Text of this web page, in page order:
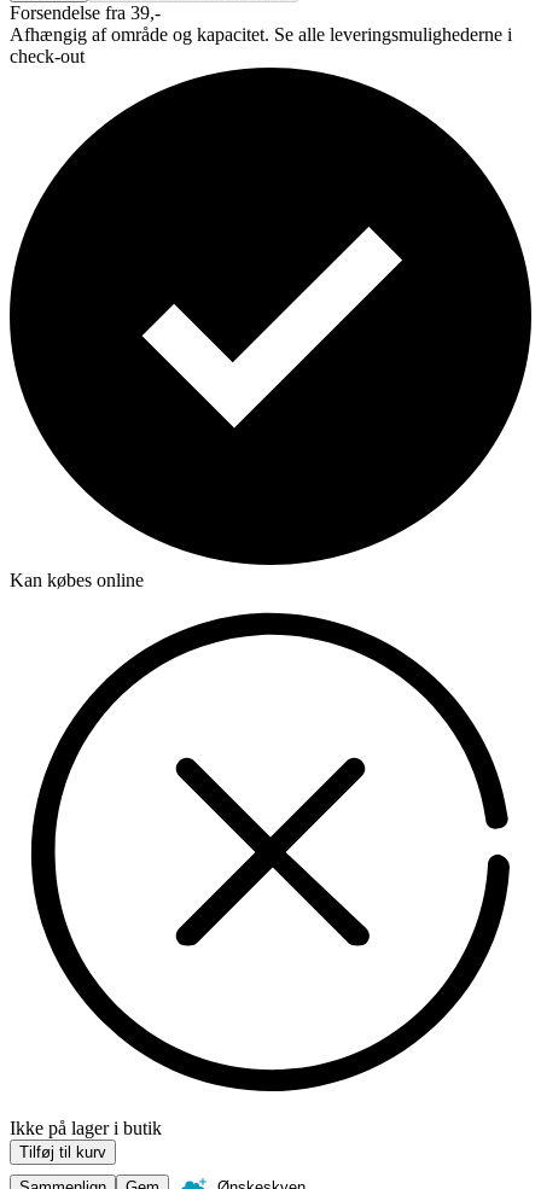
Forsendelse fra 39,-
Afhængig af område og kapacitet. Se alle leveringsmulighederne i
check-out
Kan købes online
Ikke på lager i butik
Tilføj til kurv